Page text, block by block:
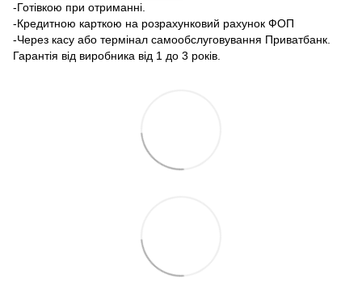
-Готівкою при отриманні.
-Кредитною карткою на розрахунковий рахунок ФОП
-Через касу або термінал самообслуговування Приватбанк.
Гарантія від виробника від 1 до 3 років.